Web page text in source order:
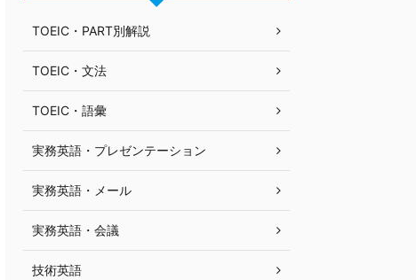
TOEIC・PART別解説
TOEIC・文法
TOEIC・語彙
実務英語・プレゼンテーション
実務英語・メール
実務英語・会議
技術英語